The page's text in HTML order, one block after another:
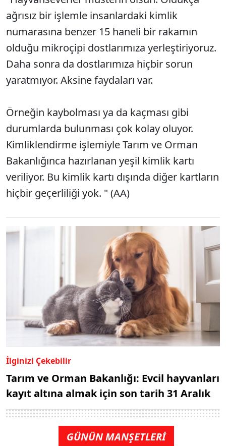
ağrısız bir işlemle insanlardaki kimlik
numarasına benzer 15 haneli bir rakamın
olduğu mikroçipi dostlarımıza yerleştiriyoruz.
Daha sonra da dostlarımıza hiçbir sorun
yaratmıyor. Aksine faydaları var.
Örneğin kaybolması ya da kaçması gibi
durumlarda bulunması çok kolay oluyor.
Kimliklendirme işlemiyle Tarım ve Orman
Bakanlığınca hazırlanan yeşil kimlik kartı
veriliyor. Bu kimlik kartı dışında diğer kartların
hiçbir geçerliliği yok. " (AA)
İlginizi Çekebilir
Tarım ve Orman Bakanlığı: Evcil hayvanları
kayıt altına almak için son tarih 31 Aralık
GÜNÜN MANŞETLERİ